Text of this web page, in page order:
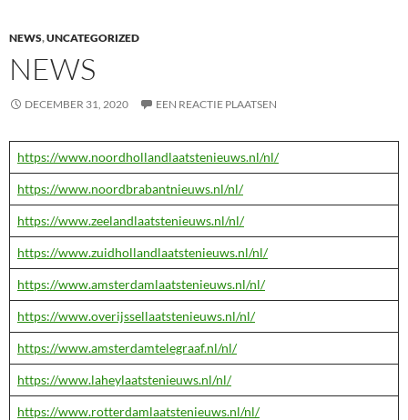
NEWS,UNCATEGORIZED
NEWS
DECEMBER 31, 2020 EEN REACTIE PLAATSEN
https://www.noordhollandlaatstenieuws.nl/nl/
https://www.noordbrabantnieuws.nl/nl/
https://www.zeelandlaatstenieuws.nl/nl/
https://www.zuidhollandlaatstenieuws.nl/nl/
https://www.amsterdamlaatstenieuws.nl/nl/
https://www.overijssellaatstenieuws.nl/nl/
https://www.amsterdamtelegraaf.nl/nl/
https://www.laheylaatstenieuws.nl/nl/
https://www.rotterdamlaatstenieuws.nl/nl/